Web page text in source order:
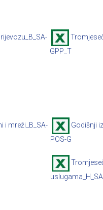
GPP_T
i mreži_B_SA-
Godišnji
POS-G